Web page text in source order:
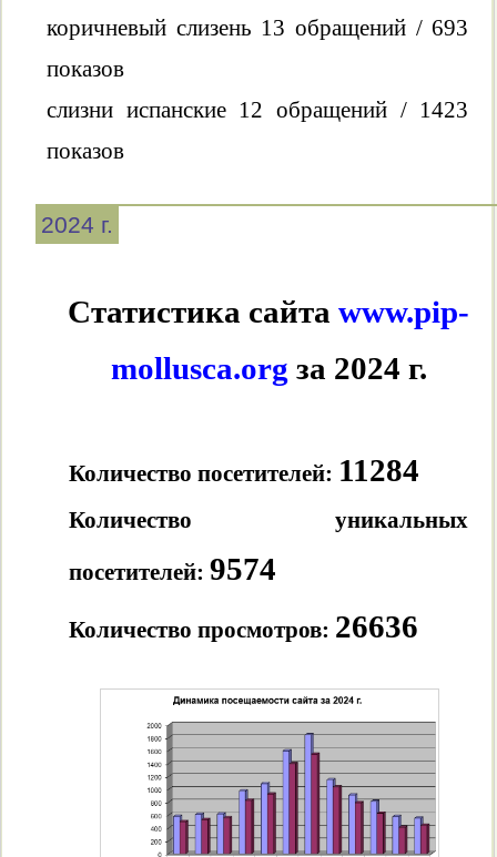
коричневый слизень 13 обращений / 693
показов
слизни испанские 12 обращений / 1423
показов
2024 г.
Статистика сайтаwww.pip-
mollusca.org за 2024 г.
Количество посетителей: 11284
Количество уникальных
посетителей: 9574
Количество просмотров: 26636